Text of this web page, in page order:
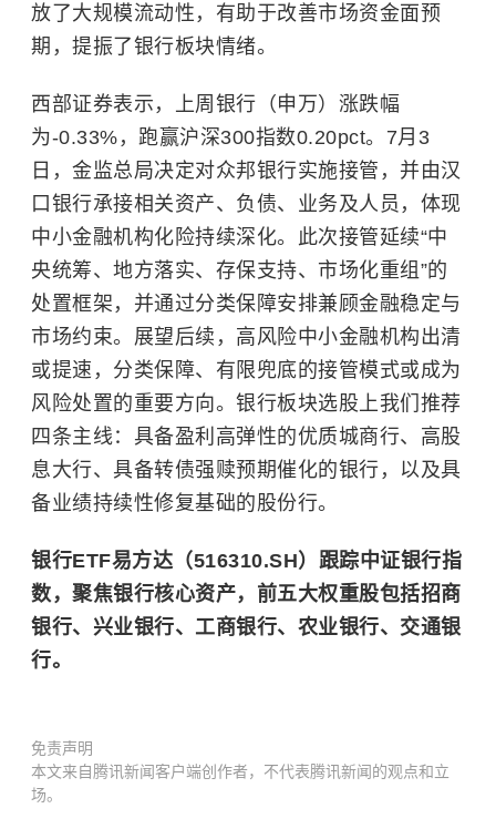
放了大规模流动性，有助于改善市场资金面预
期，提振了银行板块情绪。
西部证券表示，上周银行（申万）涨跌幅
为-0.33%，跑赢沪深300指数0.20pct。7月3
日，金监总局决定对众邦银行实施接管，并由汉
口银行承接相关资产、负债、业务及人员，体现
中小金融机构化险持续深化。此次接管延续“中
央统筹、地方落实、存保支持、市场化重组”的
处置框架，并通过分类保障安排兼顾金融稳定与
市场约束。展望后续，高风险中小金融机构出清
或提速，分类保障、有限兜底的接管模式或成为
风险处置的重要方向。银行板块选股上我们推荐
四条主线：具备盈利高弹性的优质城商行、高股
息大行、具备转债强赎预期催化的银行，以及具
备业绩持续性修复基础的股份行。
银行ETF易方达（516310.SH）跟踪中证银行指
数，聚焦银行核心资产，前五大权重股包括招商
银行、兴业银行、工商银行、农业银行、交通银
行。
免责声明
本文来自腾讯新闻客户端创作者，不代表腾讯新闻的观点和立
场。